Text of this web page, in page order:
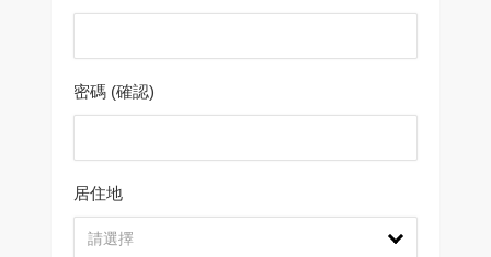
密碼 (確認)
居住地